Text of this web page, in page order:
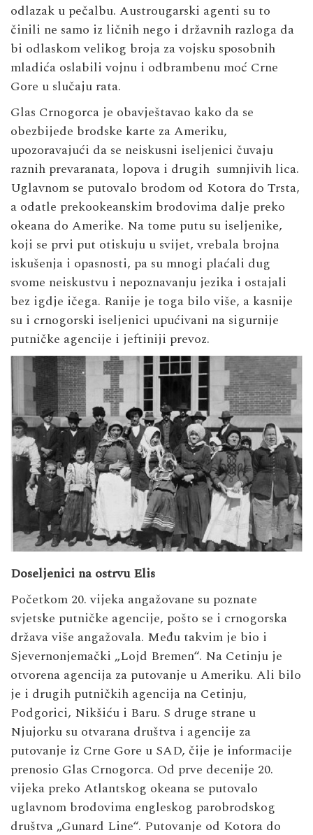
odlazak u pečalbu. Austrougarski agenti su to
činili ne samo iz ličnih nego i državnih razloga da
bi odlaskom velikog broja za vojsku sposobnih
mladića oslabili vojnu i odbrambenu moć Crne
Gore u slučaju rata.
Glas Crnogorca je obavještavao kako da se
obezbijede brodske karte za Ameriku,
upozoravajući da se neiskusni iseljenici čuvaju
raznih prevaranata, lopova i drugih sumnjivih lica.
Uglavnom se putovalo brodom od Kotora do Trsta,
a odatle prekookeanskim brodovima dalje preko
okeana do Amerike. Na tome putu su iseljenike,
koji se prvi put otiskuju u svijet, vrebala brojna
iskušenja i opasnosti, pa su mnogi plaćali dug
svome neiskustvu i nepoznavanju jezika i ostajali
bez igdje ičega. Ranije je toga bilo više, a kasnije
su i crnogorski iseljenici upućivani na sigurnije
putničke agencije i jeftiniji prevoz.
Doseljenici na ostrvu Elis
Početkom 20. vijeka angažovane su poznate
svjetske putničke agencije, pošto se i crnogorska
država više angažovala. Među takvim je bio i
Sjevernonjemački „Lojd Bremen“. Na Cetinju je
otvorena agencija za putovanje u Ameriku. Ali bilo
je i drugih putničkih agencija na Cetinju,
Podgorici, Nikšiću i Baru. S druge strane u
Njujorku su otvarana društva i agencije za
putovanje iz Crne Gore u SAD, čije je informacije
prenosio Glas Crnogorca. Od prve decenije 20.
vijeka preko Atlantskog okeana se putovalo
uglavnom brodovima engleskog parobrodskog
društva „Gunard Line“. Putovanje od Kotora do